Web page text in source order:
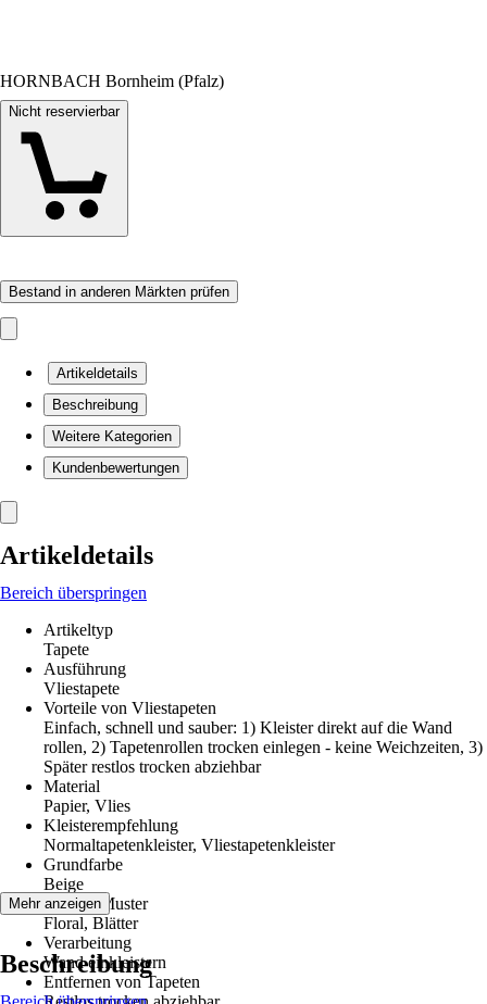
HORNBACH Bornheim (Pfalz)
Nicht reservierbar
Bestand in anderen Märkten prüfen
Artikeldetails
Beschreibung
Weitere Kategorien
Kundenbewertungen
Artikeldetails
Bereich überspringen
Artikeltyp
Tapete
Ausführung
Vliestapete
Vorteile von Vliestapeten
Einfach, schnell und sauber: 1) Kleister direkt auf die Wand
rollen, 2) Tapetenrollen trocken einlegen - keine Weichzeiten, 3)
Später restlos trocken abziehbar
Material
Papier, Vlies
Kleisterempfehlung
Normaltapetenkleister, Vliestapetenkleister
Grundfarbe
Beige
Dekor / Muster
Floral, Blätter
Verarbeitung
Wand einkleistern
Entfernen von Tapeten
Mehr anzeigen
Beschreibung